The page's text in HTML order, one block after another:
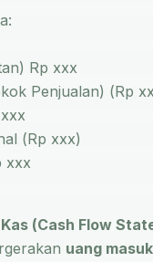
Rp xxx
Penjualan) (Rp
(Rp xxx)
xxx
(Cash Flow
uang